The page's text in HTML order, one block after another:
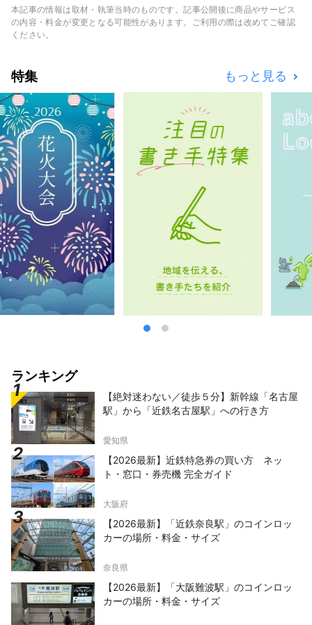
大名里見氏ゆかりの史跡などが残る歴史とロマ
ン漂うまちでもあります。 千葉県の南端、東
本記事の情報は取材・執筆当時のものです。記事公開後に商品やサービス
の内容・料金が変更となる可能性があります。ご利用の際は改めてご確認
ください。
特集 もっと見る
ランキング
【絶対迷わない／徒歩５分】新幹線「名古屋
駅」から「近鉄名古屋駅」への行き方
愛知県
【2026最新】近鉄特急券の買い方 ネッ
ト・窓口・券売機 完全ガイド
大阪府
【2026最新】「近鉄奈良駅」のコインロッ
カーの場所・料金・サイズ
奈良県
【2026最新】「大阪難波駅」のコインロッ
カーの場所・料金・サイズ